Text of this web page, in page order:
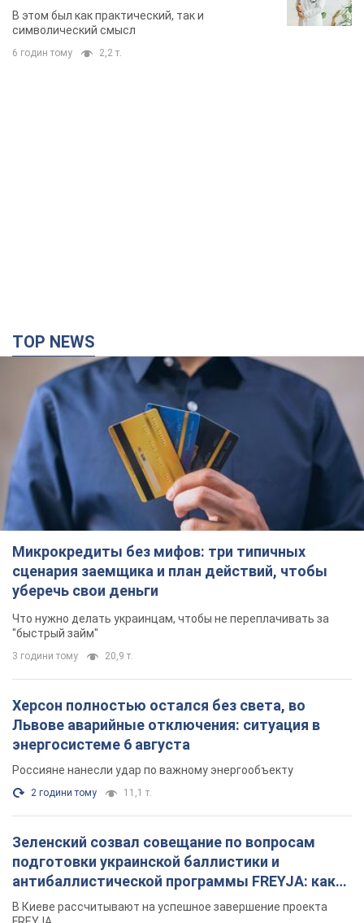
В этом был как практический, так и
символический смысл
6 годин тому 2,2 т.
TOP NEWS
Микрокредиты без мифов: три типичных
сценария заемщика и план действий, чтобы
уберечь свои деньги
Что нужно делать украинцам, чтобы не переплачивать за
"быстрый займ"
3 години тому 20,9 т.
Херсон полностью остался без света, во
Львове аварийные отключения: ситуация в
энергосистеме 6 августа
Россияне нанесли удар по важному энергообъекту
2 години тому 11,1 т.
Зеленский созвал совещание по вопросам
подготовки украинской баллистики и
антибаллистической программы FREYJA: какие
решения готовятся
В Киеве рассчитывают на успешное завершение проекта